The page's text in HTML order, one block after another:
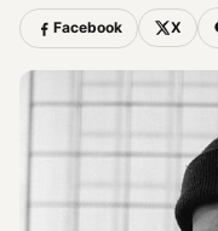
Facebook X